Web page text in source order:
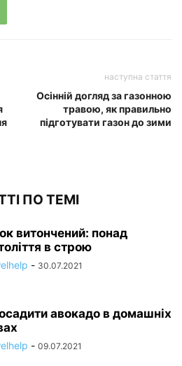
наступна стаття
Осінній догляд за газонною
травою, як правильно
підготувати газон до зими
ПО ТЕМІ
витончений: понад
в строю
- 30.07.2021
авокадо в домашніх
- 09.07.2021